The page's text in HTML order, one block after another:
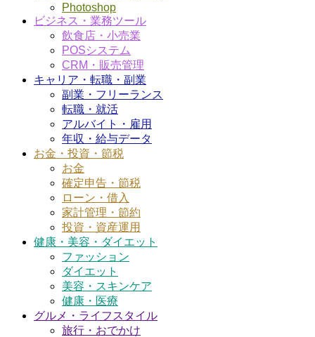
Photoshop
ビジネス・業務ツール
飲食店・小売業
POSシステム
CRM・販売管理
キャリア・転職・副業
副業・フリーランス
転職・就活
アルバイト・雇用
年収・給与データ
お金・投資・節税
お金
確定申告・節税
ローン・借入
家計管理・節約
投資・資産運用
健康・美容・ダイエット
ファッション
ダイエット
美容・スキンケア
健康・医療
グルメ・ライフスタイル
旅行・おでかけ